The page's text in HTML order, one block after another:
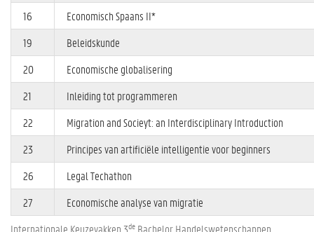
Internationale Keuzevakken 3de Bachelor Handelswetenschappen
16
Economisch Spaans II*
19
Beleidskunde
20
Economische globalisering
21
Inleiding tot programmeren
22
Migration and Socieyt: an Interdisciplinary Introduction
23
Principes van artificiële intelligentie voor beginners
26
Legal Techathon
27
Economische analyse van migratie